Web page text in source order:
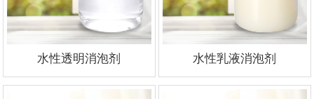
水性透明消泡剂 水性乳液消泡剂